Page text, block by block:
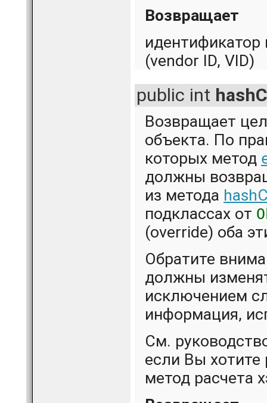
Возвращает
идентификатор
(vendor ID, VID)
public int
Возвращает
объекта. По
которых метод
должны
из метода
подклассах от
(override) оба
Обратите
должны
исключением
информация,
См.
если Вы хотите
метод расчета